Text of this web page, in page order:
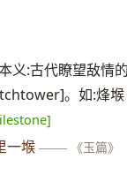
义:古代瞭望敌情
。如:烽堠
一堠 —— 《玉篇》